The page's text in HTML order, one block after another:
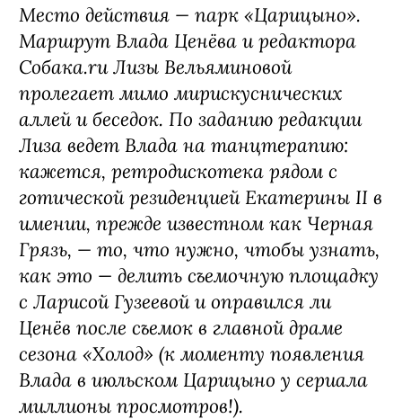
Место действия — парк «Царицыно».
Маршрут Влада Ценёва и редактора
Собака.ru Лизы Вельяминовой
пролегает мимо мирискуснических
аллей и беседок. По заданию редакции
Лиза ведет Влада на танцтерапию:
кажется, ретродискотека рядом с
готической резиденцией Екатерины II в
имении, прежде известном как Черная
Грязь, — то, что нужно, чтобы узнать,
как это — делить съемочную площадку
с Ларисой Гузеевой и оправился ли
Ценёв после съемок в главной драме
сезона «Холод» (к моменту появления
Влада в июльском Царицыно у сериала
миллионы просмотров!).